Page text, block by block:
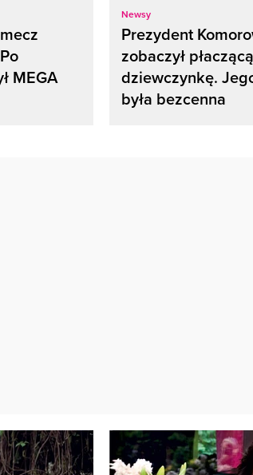
MEGA
Newsy
Prezydent
zobaczył płaczącą
dziewczynkę.
była bezcenna